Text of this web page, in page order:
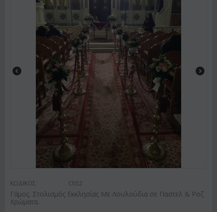
ΚΩΔΙΚΟΣ: Ch52
Γάμος. Στολισμός Εκκλησίας Με Λουλούδια σε Παστελ & Ροζ
Χρώματα.